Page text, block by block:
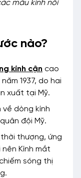
mẫu kính nổi
nào?
kính cận cao
1937, do hai
xuất tại Mỹ.
về dòng kính
đội Mỹ.
thượng, ứng
Kính mắt
sóng thị